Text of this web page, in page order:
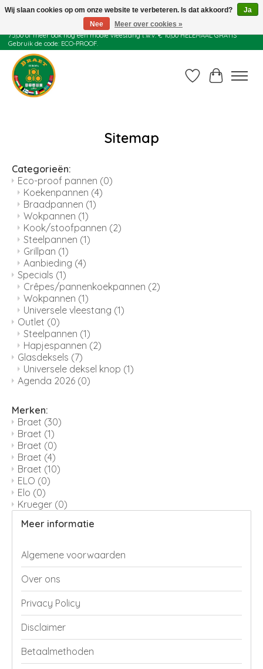
Juli actie: 10% korting op alle ECO-PROOF pannen en bij een bestelling van €
75,00 of meer ook nog een mooie vleestang t.w.v. € 10,00 HELEMAAL GRATIS
Gebruik de code: ECO-PROOF.
Verlanglijst
Sitemap
Categorieën:
Eco-proof pannen (0)
Koekenpannen (4)
Braadpannen (1)
Wokpannen (1)
Kook/stoofpannen (2)
Steelpannen (1)
Grillpan (1)
Aanbieding (4)
Specials (1)
Crêpes/pannenkoekpannen (2)
Wokpannen (1)
Universele vleestang (1)
Outlet (0)
Steelpannen (1)
Hapjespannen (2)
Glasdeksels (7)
Universele deksel knop (1)
Agenda 2026 (0)
Merken:
Braet (30)
Braet (1)
Braet (0)
Braet (4)
Braet (10)
ELO (0)
Elo (0)
Krueger (0)
Meer informatie
Algemene voorwaarden
Over ons
Privacy Policy
Disclaimer
Betaalmethoden
Wij slaan cookies op om onze website te verbeteren. Is dat akkoord?
Ja
Nee
Meer over cookies »